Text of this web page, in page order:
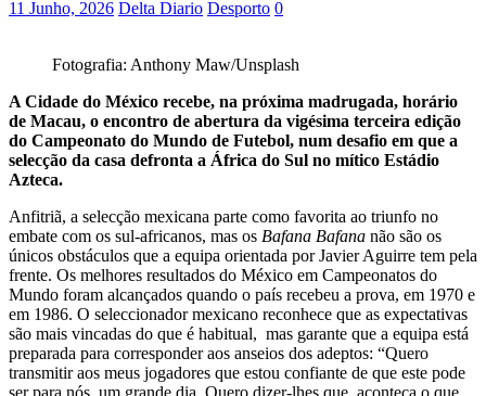
11 Junho, 2026 Delta Diario Desporto 0
Fotografia: Anthony Maw/Unsplash
A Cidade do México recebe, na próxima madrugada, horário
de Macau, o encontro de abertura da vigésima terceira edição
do Campeonato do Mundo de Futebol, num desafio em que a
selecção da casa defronta a África do Sul no mítico Estádio
Azteca.
Anfitriã, a selecção mexicana parte como favorita ao triunfo no
embate com os sul-africanos, mas os Bafana Bafana não são os
únicos obstáculos que a equipa orientada por Javier Aguirre tem pela
frente. Os melhores resultados do México em Campeonatos do
Mundo foram alcançados quando o país recebeu a prova, em 1970 e
em 1986. O seleccionador mexicano reconhece que as expectativas
são mais vincadas do que é habitual, mas garante que a equipa está
preparada para corresponder aos anseios dos adeptos: “Quero
transmitir aos meus jogadores que estou confiante de que este pode
ser para nós, um grande dia. Quero dizer-lhes que, aconteça o que